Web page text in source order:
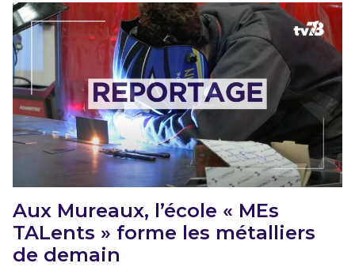
Aux Mureaux, l’école « MEs
TALents » forme les métalliers
de demain